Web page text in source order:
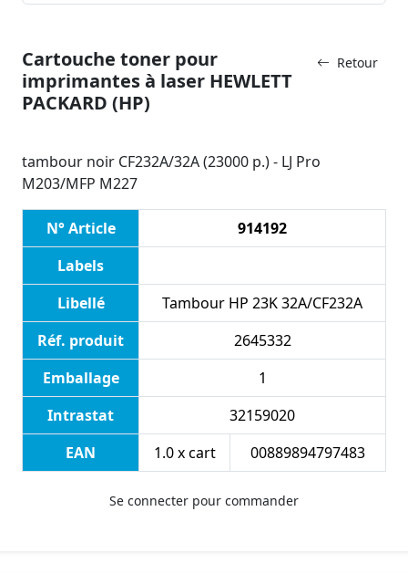
Retour
Cartouche toner pour
imprimantes à laser HEWLETT
PACKARD (HP)
tambour noir CF232A/32A (23000 p.) - LJ Pro
M203/MFP M227
N° Article
914192
Labels
Libellé
Tambour HP 23K 32A/CF232A
Réf. produit
2645332
Emballage
1
Intrastat
32159020
EAN
1.0 x cart 00889894797483
Se connecter pour commander